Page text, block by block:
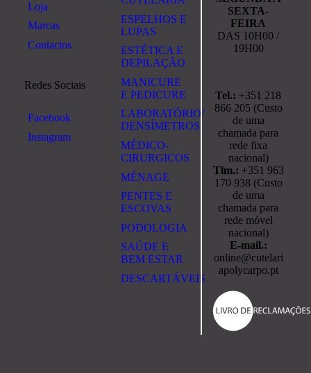
Loja
Marcas
Contactos
Redes Sociais
Facebook
Instagram
ESPELHOS E
LUPAS
ESTÉTICA E
DEPILAÇÃO
MANICURE
E PEDICURE
LABORATÓRIO/
DENSÍMETROS
MÉDICO-
CIRURGICOS
MÉNAGE
PENTES E
ESCOVAS
PODOLOGIA
SAÚDE E
BEM ESTAR
DESCARTÁVEIS
SEXTA-
FEIRA
DAS 10H00 /
19H00
Tel.: +351 218
866 205 (Custo
de uma
chamada para
rede fixa
nacional)
Tlm.: +351 963
170 938 (Custo
de uma
chamada para
rede móvel
nacional)
E-mail.:
online@cutelari
apolycarpo.pt